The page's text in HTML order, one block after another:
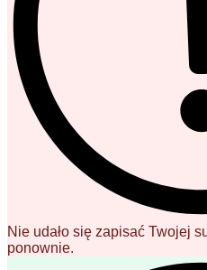
Nie udało się zapisać Twojej
ponownie.